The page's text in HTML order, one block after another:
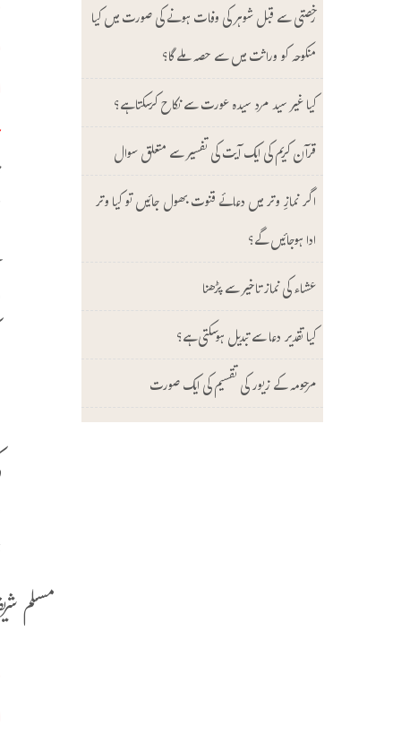
مسلم شریف (2/962 حدیث
رخصتی سے قبل شوہر کی وفات ہونے کی صورت میں کیا
منکوحہ کو وراثت میں سے حصہ ملے گا؟
کیا غیر سید مرد سیدہ عورت سے نکاح کرسکتا ہے؟
قرآن کریم کی ایک آیت کی تفسیر سے متعلق سوال
اگر نمازِ وتر میں دعائے قنوت بھول جائیں تو کیا وتر
ادا ہوجائیں گے؟
عشاء کی نماز تاخیر سے پڑھنا
کیا تقدیر دعا سے تبدیل ہوسکتی ہے؟
مرحومہ کے زیور کی تقسیم کی ایک صورت